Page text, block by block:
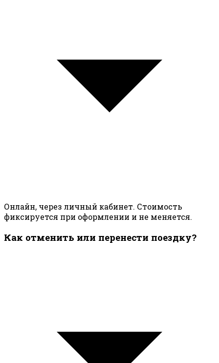
Онлайн, через личный кабинет. Стоимость
фиксируется при оформлении и не меняется.
Как отменить или перенести поездку?